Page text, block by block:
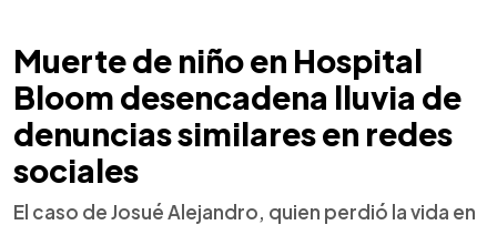
Muerte de niño en Hospital
Bloom desencadena lluvia de
denuncias similares en redes
sociales
El caso de Josué Alejandro, quien perdió la vida en